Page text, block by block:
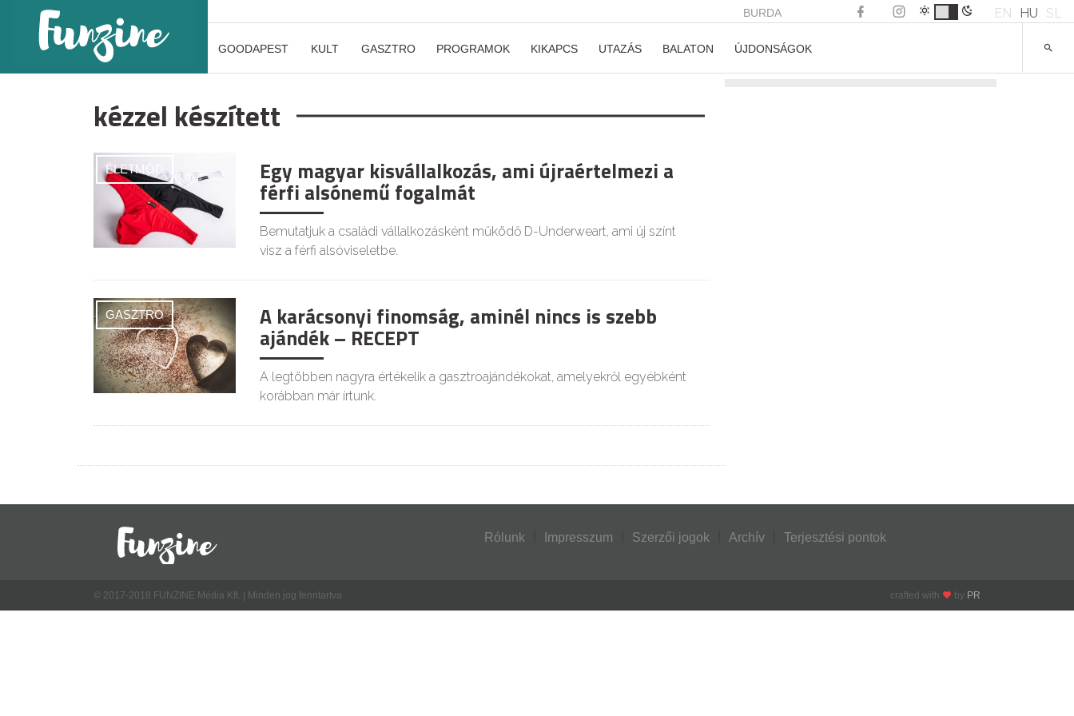
BURDA EN HU SL
GOODAPEST KULT GASZTRO PROGRAMOK KIKAPCS UTAZÁS BALATON ÚJDONSÁGOK
kézzel készített
ÉLETMÓD Egy magyar kisvállalkozás, ami újraértelmezi a
férfi alsónemű fogalmát
Bemutatjuk a családi vállalkozásként működő D-Underweart, ami új színt
visz a férfi alsóviseletbe.
GASZTRO A karácsonyi finomság, aminél nincs is szebb
ajándék – RECEPT
A legtöbben nagyra értékelik a gasztroajándékokat, amelyekről egyébként
korábban már írtunk.
Rólunk Impresszum Szerzői jogok Archív Terjesztési pontok
© 2017-2018 FUNZINE Média Kft. | Minden jog fenntartva crafted with by PR